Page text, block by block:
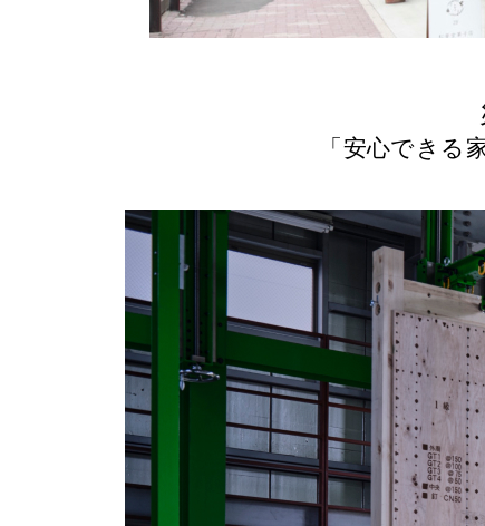
「安心できる